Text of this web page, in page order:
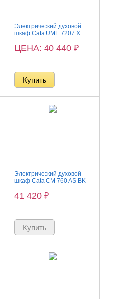
Электрический духовой
шкаф Cata UME 7207 X
ЦЕНА: 40 440 ₽
Электрический духовой
шкаф Cata CM 760 AS BK
41 420 ₽